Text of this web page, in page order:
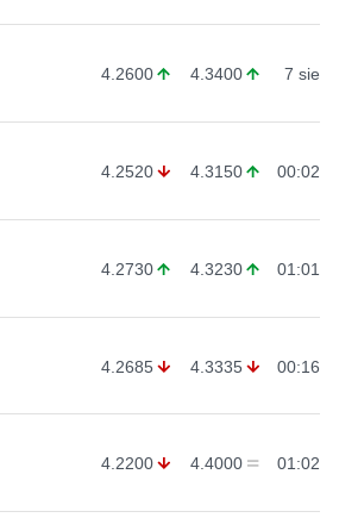
4.2600 4.3400 7 sie
4.2520 4.3150 00:02
4.2730 4.3230 01:01
4.2685 4.3335 00:16
4.2200 4.4000 01:02